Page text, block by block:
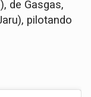
de Gasgas,
pilotando